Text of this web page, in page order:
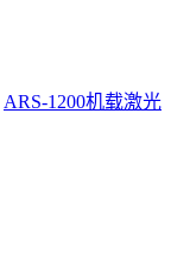
ARS-1200机载激光